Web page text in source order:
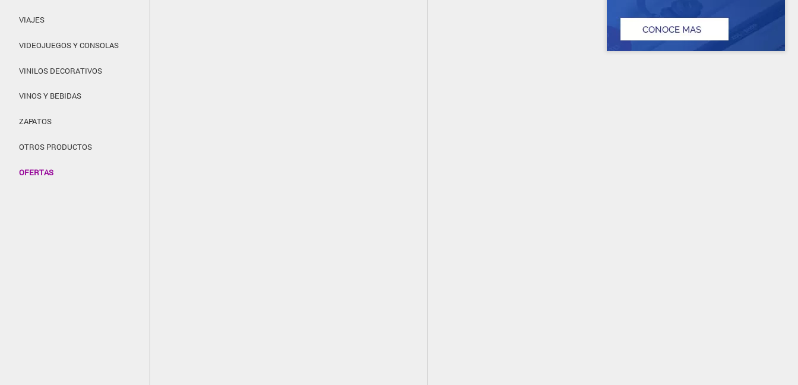
VIAJES
VIDEOJUEGOS Y CONSOLAS
VINILOS DECORATIVOS
VINOS Y BEBIDAS
ZAPATOS
OTROS PRODUCTOS
OFERTAS